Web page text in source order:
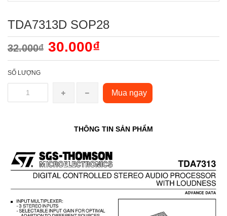
TDA7313D SOP28
32.000₫ 30.000₫
SỐ LƯỢNG
Mua ngay
THÔNG TIN SẢN PHẨM